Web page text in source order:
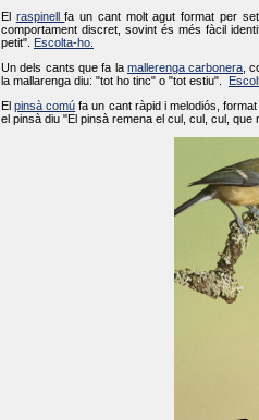
El raspinellfa un cant molt agut format per
comportament discret, sovint és més fàcil
petit".
Escolta-ho.
Un dels cants que fa la mallerenga carbonera ,
la mallarenga diu: "tot ho tinc" o "tot estiu".
Elpinsà comú fa un cant ràpid i melodiós,
el pinsà diu "El pinsà remena el cul, cul, cul,